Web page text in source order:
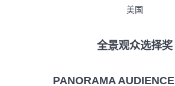
美国
全景观众选择奖
PANORAMA